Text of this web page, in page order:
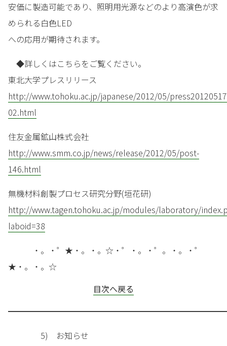
安価に製造可能であり、照明用光源などのより高演色が求
められる白色LED
への応用が期待されます。
◆詳しくはこちらをご覧ください。
東北大学プレスリリース
http://www.tohoku.ac.jp/japanese/2012/05/
02.html
住友金属鉱山株式会社
http://www.smm.co.jp/news/release/2012/05/post-
146.html
無機材料創製プロセス研究分野(垣花研)
http://www.tagen.tohoku.ac.jp/modules/laboratory/
laboid=38
・。・゜★・。・。☆・゜・。・゜。・。・゜
★・。・。☆
目次へ戻る
5) お知らせ